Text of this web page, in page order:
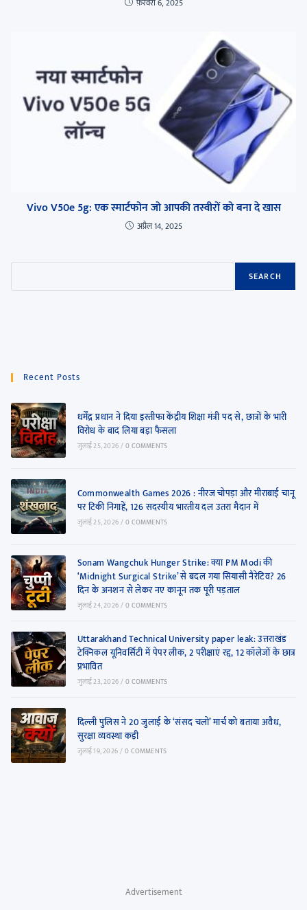
Vivo V50e 5g: एक स्मार्टफोन जो आपकी तस्वीरों को बना दे खास
अप्रैल 14, 2025
SEARCH
Recent Posts
धर्मेंद्र प्रधान ने दिया इस्तीफा केंद्रीय शिक्षा मंत्री पद से, छात्रों के भारी
विरोध के बाद लिया बड़ा फैसला
जुलाई 25, 2026/0 COMMENTS
Commonwealth Games 2026 : नीरज चोपड़ा और मीराबाई चानू
पर टिकी निगाहें, 126 सदस्यीय भारतीय दल उतरा मैदान में
जुलाई 25, 2026/0 COMMENTS
Sonam Wangchuk Hunger Strike: क्या PM Modi की
‘Midnight Surgical Strike’ से बदल गया सियासी नैरेटिव? 26
दिन के अनशन से लेकर नए कानून तक पूरी पड़ताल
जुलाई 24, 2026/0 COMMENTS
Uttarakhand Technical University paper leak: उत्तराखंड
टेक्निकल यूनिवर्सिटी में पेपर लीक, 2 परीक्षाएं रद्द, 12 कॉलेजों के छात्र
प्रभावित
जुलाई 23, 2026/0 COMMENTS
दिल्ली पुलिस ने 20 जुलाई के ‘संसद चलो’ मार्च को बताया अवैध,
सुरक्षा व्यवस्था कड़ी
जुलाई 19, 2026/0 COMMENTS
Advertisement